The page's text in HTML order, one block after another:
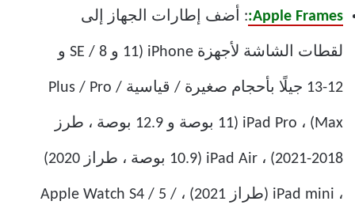
Apple Frames: : أضف إطارات الجهاز إلى
لقطات الشاشة لأجهزة iPhone (11 و 8 / SE و
12-13 جيلًا بأحجام صغيرة / قياسية / Plus / Pro
Max) ، iPad Pro (11 بوصة و 12.9 بوصة ، طرز
2018-2021) ، iPad Air (10.9 بوصة ، طراز 2020)
، iPad mini (طراز 2021) ، Apple Watch S4 / 5 /